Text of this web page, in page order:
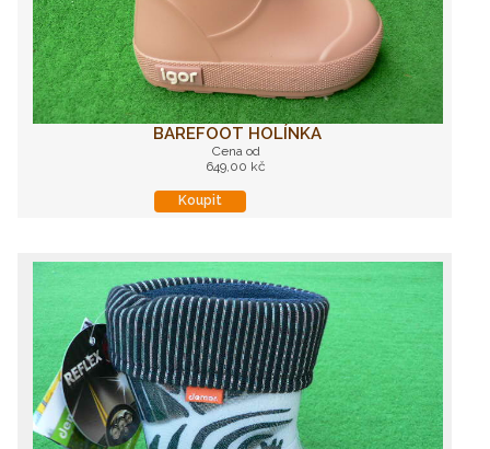
BAREFOOT HOLÍNKA
Cena od
649,00 kč
Koupit